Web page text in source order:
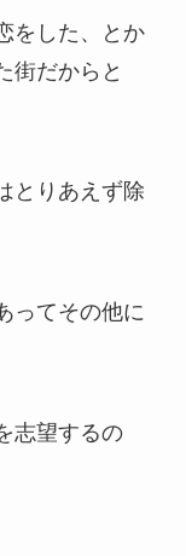
をした、とか
街だからと
とりあえず除
ってその他に
志望するの